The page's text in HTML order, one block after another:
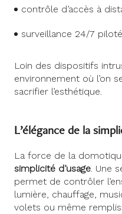
contrôle d’accès à
surveillance 24/7
Loin des dispositifs
environnement où l’on
sacrifier l’esthétique.
L’élégance de la
La force de la
simplicité d’usage. Une
permet de contrôler
lumière, chauffage,
volets ou même